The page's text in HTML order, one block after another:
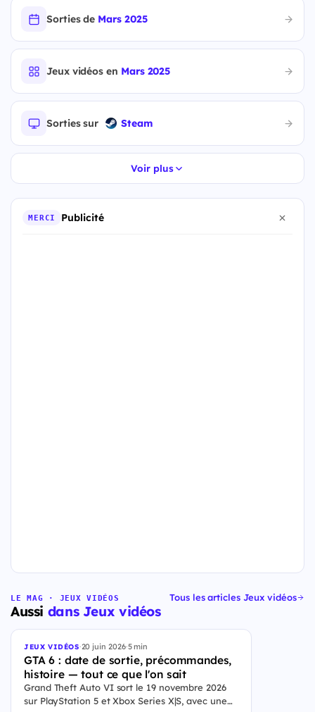
Sorties de Mars 2025
Jeux vidéos en Mars 2025
Sorties sur Steam
Voir plus
MERCI Publicité
LE MAG · JEUX VIDÉOS
Aussi dans Jeux vidéos
Tous les articles Jeux vidéos
JEUX VIDÉOS·20 juin 2026·5 min
GTA 6 : date de sortie, précommandes,
histoire — tout ce que l'on sait
Grand Theft Auto VI sort le 19 novembre 2026
sur PlayStation 5 et Xbox Series X|S, avec une